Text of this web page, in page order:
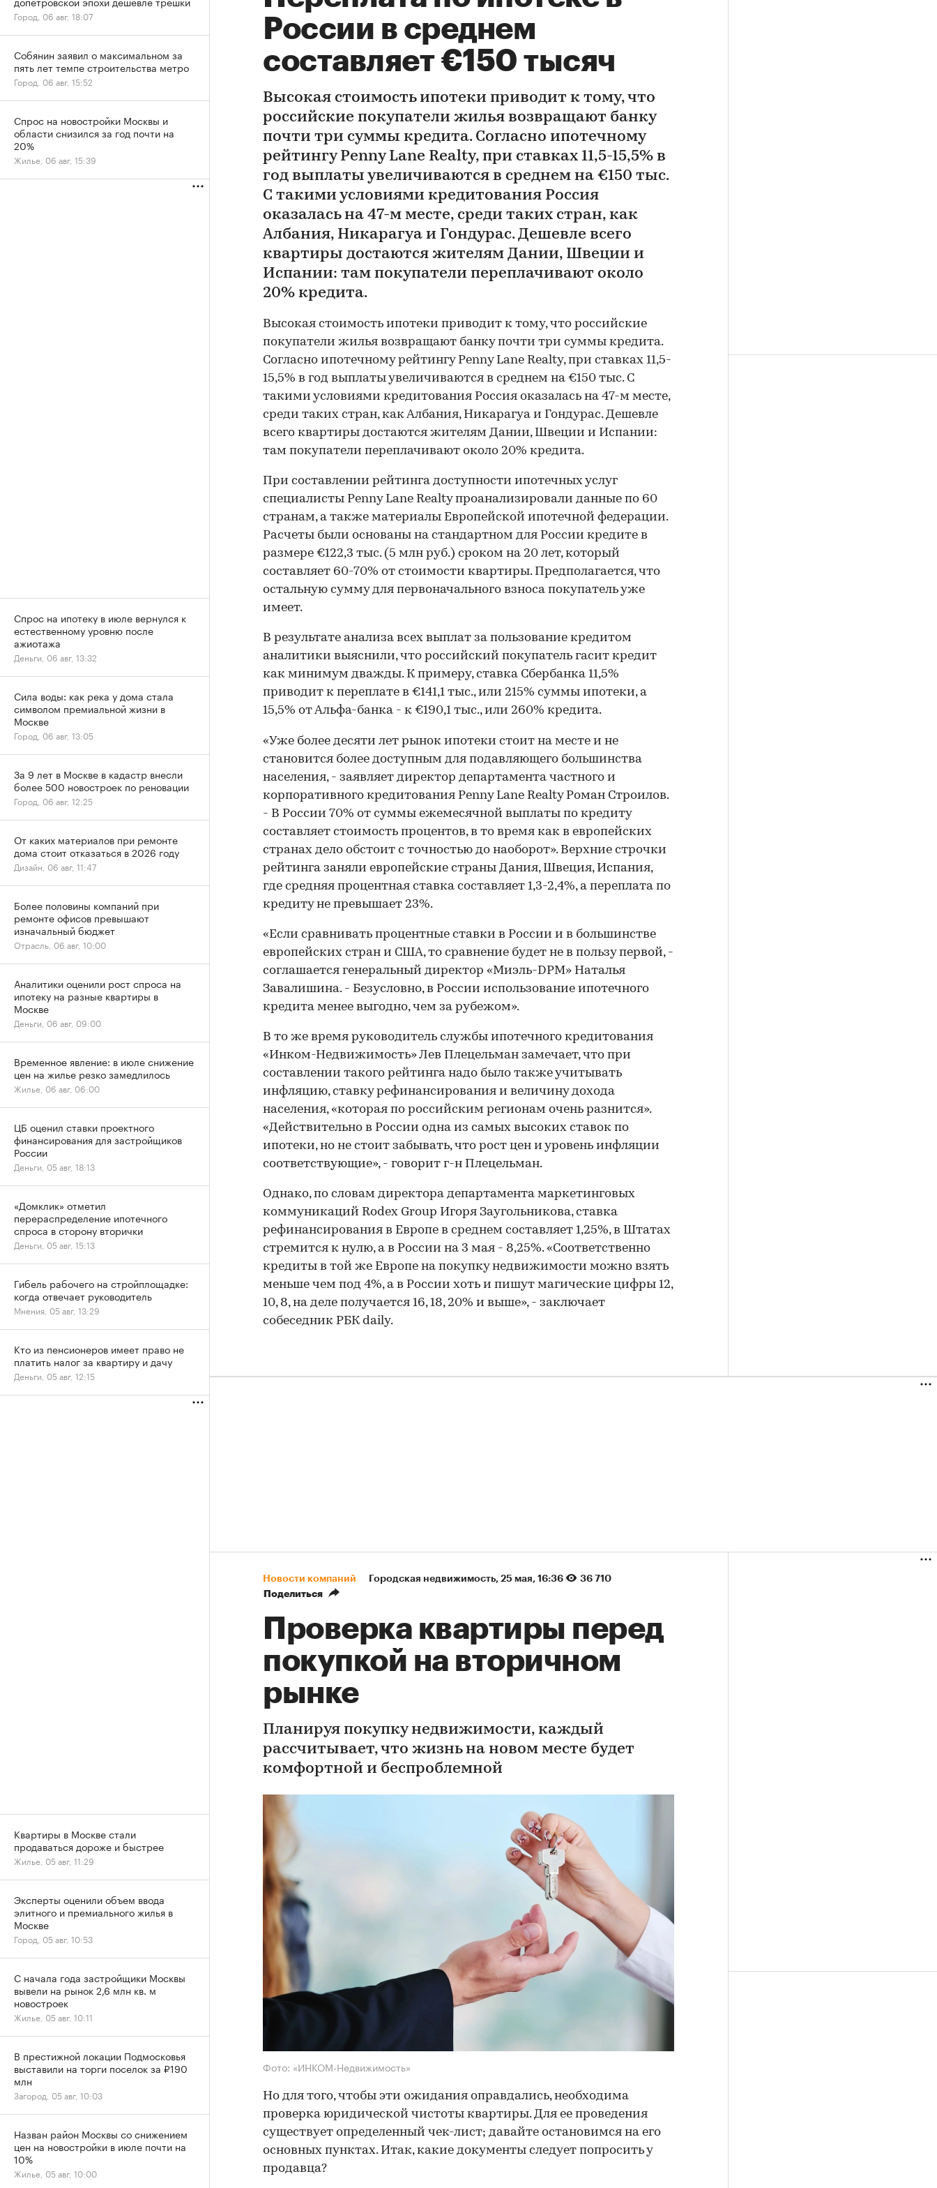
России в среднем
составляет €150 тысяч
Высокая стоимость ипотеки приводит к тому, что
российские покупатели жилья возвращают банку
почти три суммы кредита. Согласно ипотечному
рейтингу Penny Lane Realty, при ставках 11,5-15,5% в
год выплаты увеличиваются в среднем на €150 тыс.
С такими условиями кредитования Россия
оказалась на 47-м месте, среди таких стран, как
Албания, Никарагуа и Гондурас. Дешевле всего
квартиры достаются жителям Дании, Швеции и
Испании: там покупатели переплачивают около
20% кредита.
Высокая стоимость ипотеки приводит к тому, что российские
покупатели жилья возвращают банку почти три суммы кредита.
Согласно ипотечному рейтингу Penny Lane Realty, при ставках 11,5-
15,5% в год выплаты увеличиваются в среднем на €150 тыс. С
такими условиями кредитования Россия оказалась на 47-м месте,
среди таких стран, как Албания, Никарагуа и Гондурас. Дешевле
всего квартиры достаются жителям Дании, Швеции и Испании:
там покупатели переплачивают около 20% кредита.
При составлении рейтинга доступности ипотечных услуг
специалисты Penny Lane Realty проанализировали данные по 60
странам, а также материалы Европейской ипотечной федерации.
Расчеты были основаны на стандартном для России кредите в
размере €122,3 тыс. (5 млн руб.) сроком на 20 лет, который
составляет 60-70% от стоимости квартиры. Предполагается, что
остальную сумму для первоначального взноса покупатель уже
имеет.
В результате анализа всех выплат за пользование кредитом
аналитики выяснили, что российский покупатель гасит кредит
как минимум дважды. К примеру, ставка Сбербанка 11,5%
приводит к переплате в €141,1 тыс., или 215% суммы ипотеки, а
15,5% от Альфа-банка - к €190,1 тыс., или 260% кредита.
«Уже более десяти лет рынок ипотеки стоит на месте и не
становится более доступным для подавляющего большинства
населения, - заявляет директор департамента частного и
корпоративного кредитования Penny Lane Realty Роман Строилов.
- В России 70% от суммы ежемесячной выплаты по кредиту
составляет стоимость процентов, в то время как в европейских
странах дело обстоит с точностью до наоборот». Верхние строчки
рейтинга заняли европейские страны Дания, Швеция, Испания,
где средняя процентная ставка составляет 1,3-2,4%, а переплата по
кредиту не превышает 23%.
«Если сравнивать процентные ставки в России и в большинстве
европейских стран и США, то сравнение будет не в пользу первой, -
соглашается генеральный директор «Миэль-DPM» Наталья
Завалишина. - Безусловно, в России использование ипотечного
кредита менее выгодно, чем за рубежом».
В то же время руководитель службы ипотечного кредитования
«Инком-Недвижимость» Лев Плецельман замечает, что при
составлении такого рейтинга надо было также учитывать
инфляцию, ставку рефинансирования и величину дохода
населения, «которая по российским регионам очень разнится».
«Действительно в России одна из самых высоких ставок по
ипотеки, но не стоит забывать, что рост цен и уровень инфляции
соответствующие», - говорит г-н Плецельман.
Однако, по словам директора департамента маркетинговых
коммуникаций Rodex Group Игоря Заугольникова, ставка
рефинансирования в Европе в среднем составляет 1,25%, в Штатах
стремится к нулю, а в России на 3 мая - 8,25%. «Соответственно
кредиты в той же Европе на покупку недвижимости можно взять
меньше чем под 4%, а в России хоть и пишут магические цифры 12,
10, 8, на деле получается 16, 18, 20% и выше», - заключает
собеседник РБК daily.
Новости компаний Городская недвижимость⁠, 25 мая, 16:36
36 710
Поделиться
Проверка квартиры перед
покупкой на вторичном
рынке
Планируя покупку недвижимости, каждый
рассчитывает, что жизнь на новом месте будет
комфортной и беспроблемной
Фото: «ИНКОМ-Недвижимость»
Но для того, чтобы эти ожидания оправдались, необходима
проверка юридической чистоты квартиры. Для ее проведения
существует определенный чек-лист; давайте остановимся на его
основных пунктах. Итак, какие документы следует попросить у
продавца?
Город, 06 авг, 18:07
Собянин заявил о максимальном за
пять лет темпе строительства метро
Город, 06 авг, 15:52
Спрос на новостройки Москвы и
области снизился за год почти на
20%
Жилье, 06 авг, 15:39
Спрос на ипотеку в июле вернулся к
естественному уровню после
ажиотажа
Деньги, 06 авг, 13:32
Сила воды: как река у дома стала
символом премиальной жизни в
Москве
Город, 06 авг, 13:05
За 9 лет в Москве в кадастр внесли
более 500 новостроек по реновации
Город, 06 авг, 12:25
От каких материалов при ремонте
дома стоит отказаться в 2026 году
Дизайн, 06 авг, 11:47
Более половины компаний при
ремонте офисов превышают
изначальный бюджет
Отрасль, 06 авг, 10:00
Аналитики оценили рост спроса на
ипотеку на разные квартиры в
Москве
Деньги, 06 авг, 09:00
Временное явление: в июле снижение
цен на жилье резко замедлилось
Жилье, 06 авг, 06:00
ЦБ оценил ставки проектного
финансирования для застройщиков
России
Деньги, 05 авг, 18:13
«Домклик» отметил
перераспределение ипотечного
спроса в сторону вторички
Деньги, 05 авг, 15:13
Гибель рабочего на стройплощадке:
когда отвечает руководитель
Мнения, 05 авг, 13:29
Кто из пенсионеров имеет право не
платить налог за квартиру и дачу
Деньги, 05 авг, 12:15
Квартиры в Москве стали
продаваться дороже и быстрее
Жилье, 05 авг, 11:29
Эксперты оценили объем ввода
элитного и премиального жилья в
Москве
Город, 05 авг, 10:53
С начала года застройщики Москвы
вывели на рынок 2,6 млн кв. м
новостроек
Жилье, 05 авг, 10:11
В престижной локации Подмосковья
выставили на торги поселок за ₽190
млн
Загород, 05 авг, 10:03
Назван район Москвы со снижением
цен на новостройки в июле почти на
10%
Жилье, 05 авг, 10:00